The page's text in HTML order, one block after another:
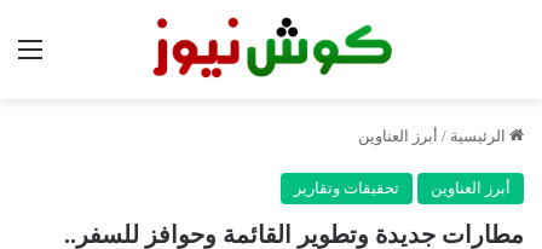
الرئيسية / أبرز العناوين
أبرز العناوين تحقيقات وتقارير
مطارات جديدة وتطوير القائمة وحوافز للسفر..